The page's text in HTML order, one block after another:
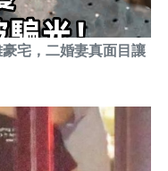
宅，二婚妻真面目讓